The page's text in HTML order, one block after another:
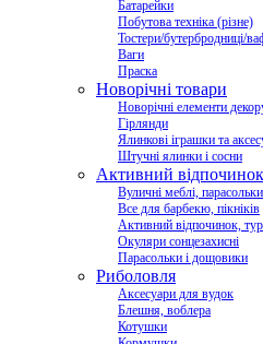
Батарейки
Побутова техніка (різне)
Тостери/бутербродниці/
Ваги
Праска
Новорічні товари
Новорічні елементи
Гірлянди
Ялинкові іграшки та
Штучні ялинки і сосни
Активний
Вуличні меблі,
Все для барбекю, пікніків
Активний відпочинок,
Окуляри сонцезахисні
Парасольки і дощовики
Риболовля
Аксесуари для вудок
Блешня, воблера
Котушки